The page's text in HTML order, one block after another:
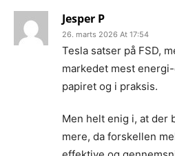
Jesper P
26. marts 2026 At 17:54
Tesla satser på FSD,
markedet mest
papiret og i praksis.
Men helt enig i, at der
mere, da forskellen